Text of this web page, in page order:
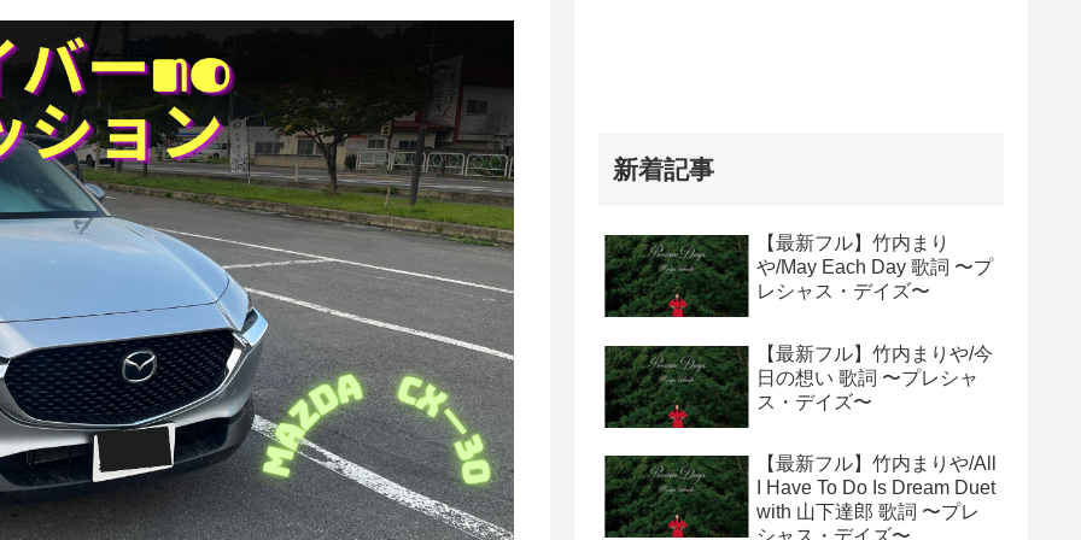
新着記事
【最新フル】竹内まり
や/May Each Day 歌詞 〜プ
レシャス・デイズ〜
【最新フル】竹内まりや/今
日の想い 歌詞 〜プレシャ
ス・デイズ〜
【最新フル】竹内まりや/All
I Have To Do Is Dream Duet
with 山下達郎 歌詞 〜プレ
シャス・デイズ〜